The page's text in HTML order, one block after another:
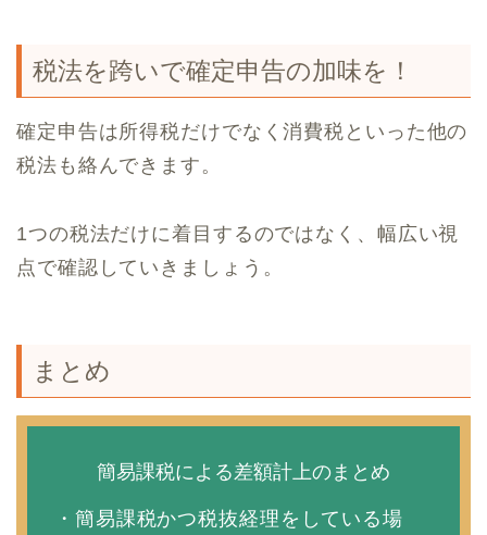
税法を跨いで確定申告の加味を！
確定申告は所得税だけでなく消費税といった他の
税法も絡んできます。
1つの税法だけに着目するのではなく、幅広い視
点で確認していきましょう。
まとめ
簡易課税による差額計上のまとめ
・簡易課税かつ税抜経理をしている場